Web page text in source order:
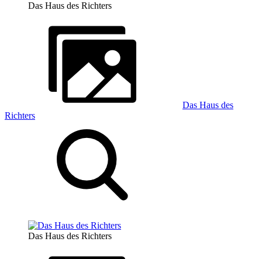
Das Haus des Richters
Das Haus des
Richters
Das Haus des Richters